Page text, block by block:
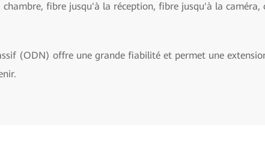
fibre jusqu'à la réception, fibre jusqu'à la caméra,
(ODN) offre une grande fiabilité et permet une